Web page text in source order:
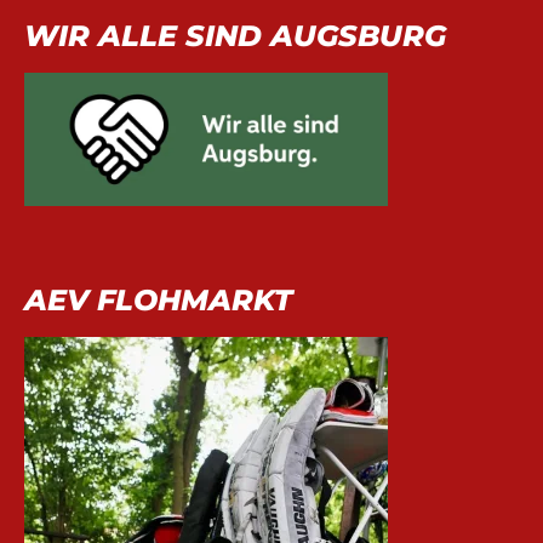
WIR ALLE SIND AUGSBURG
AEV FLOHMARKT